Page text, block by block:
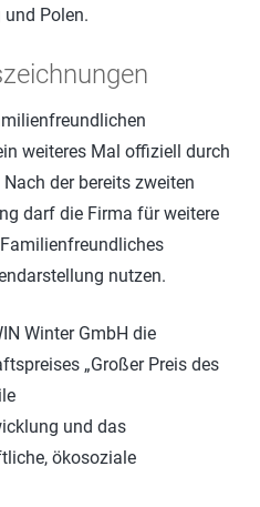
und Polen.
weiteres Mal offiziell durch
der bereits zweiten
darf die Firma für weitere
nutzen.
Winter GmbH die
„Großer Preis des
und das
ökosoziale